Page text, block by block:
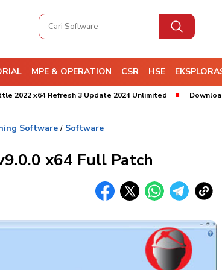
MPE & OPERATION CSR HSE
Refresh 3 Update 2024 Unlimited Download
Software / Software
x64 Full Patch